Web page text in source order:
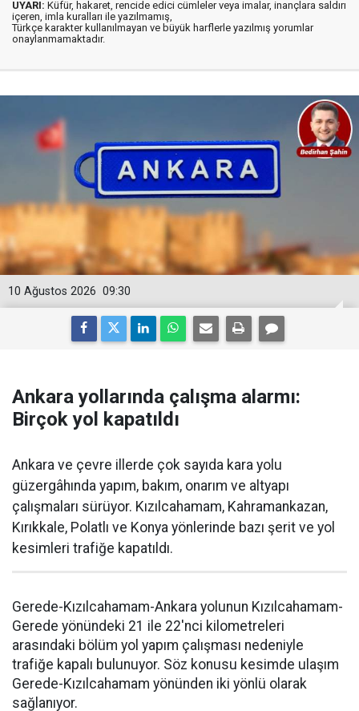
UYARI: Küfür, hakaret, rencide edici cümleler veya imalar, inançlara saldırı
içeren, imla kuralları ile yazılmamış,
Türkçe karakter kullanılmayan ve büyük harflerle yazılmış yorumlar
onaylanmamaktadır.
09:30
10 Ağustos 2026
Ankara yollarında çalışma alarmı:
Birçok yol kapatıldı
Ankara ve çevre illerde çok sayıda kara yolu
güzergâhında yapım, bakım, onarım ve altyapı
çalışmaları sürüyor. Kızılcahamam, Kahramankazan,
Kırıkkale, Polatlı ve Konya yönlerinde bazı şerit ve yol
kesimleri trafiğe kapatıldı.
Gerede-Kızılcahamam-Ankara yolunun Kızılcahamam-
Gerede yönündeki 21 ile 22'nci kilometreleri
arasındaki bölüm yol yapım çalışması nedeniyle
trafiğe kapalı bulunuyor. Söz konusu kesimde ulaşım
Gerede-Kızılcahamam yönünden iki yönlü olarak
sağlanıyor.